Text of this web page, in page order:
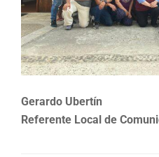
Gerardo Ubertín
Referente Local de